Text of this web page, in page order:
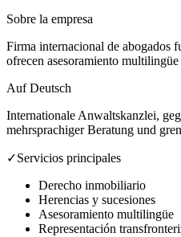
Sobre la empresa
Firma internacional de abogados
ofrecen asesoramiento
Auf Deutsch
Internationale Anwaltskanzlei,
mehrsprachiger Beratung und
✓Servicios principales
Derecho inmobiliario
Herencias y sucesiones
Asesoramiento multilingüe
Representación